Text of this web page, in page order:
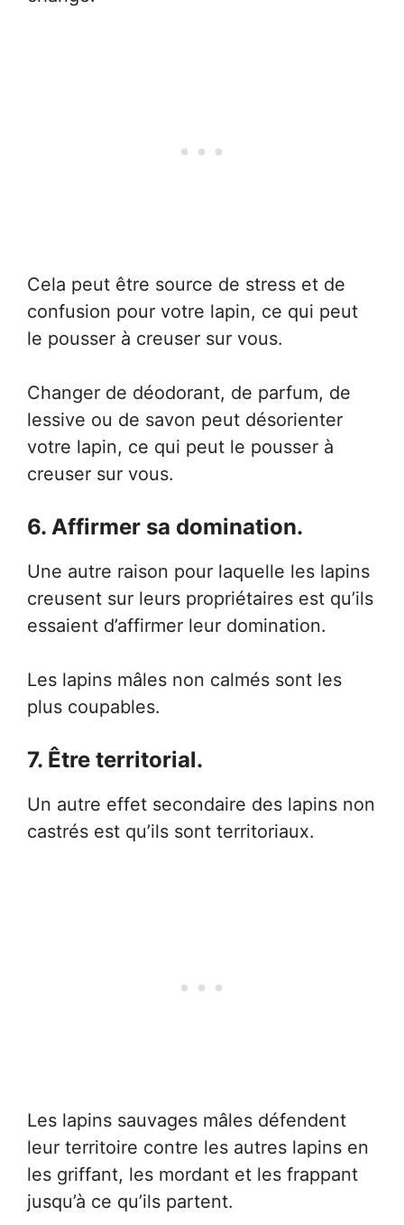
Cela peut être source de stress et de
confusion pour votre lapin, ce qui peut
le pousser à creuser sur vous.
Changer de déodorant, de parfum, de
lessive ou de savon peut désorienter
votre lapin, ce qui peut le pousser à
creuser sur vous.
6. Affirmer sa domination.
Une autre raison pour laquelle les lapins
creusent sur leurs propriétaires est qu’ils
essaient d’affirmer leur domination.
Les lapins mâles non calmés sont les
plus coupables.
7. Être territorial.
Un autre effet secondaire des lapins non
castrés est qu’ils sont territoriaux.
Les lapins sauvages mâles défendent
leur territoire contre les autres lapins en
les griffant, les mordant et les frappant
jusqu’à ce qu’ils partent.